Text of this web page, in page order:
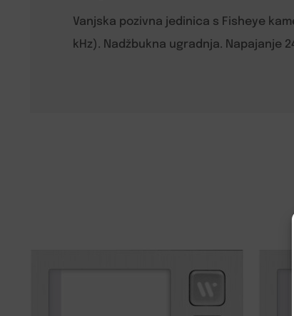
Vanjska pozivna jedinica s Fisheye
kHz). Nadžbukna ugradnja. Napajanje